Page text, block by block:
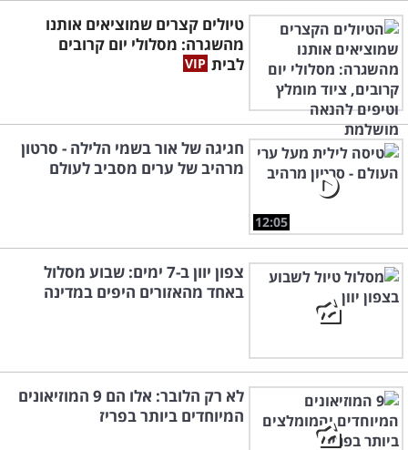
טיולים קצרים שמוציאים אותנו
מהשגרה: מסלולי יום קרובים
לבית
12:05
חגיגה של אור בשמי הלילה - סרטון
מרהיב של ערים מסביב לעולם
צפון יוון ב-7 ימים: שבוע מסלול
באחד מהאזורים היפים במדינה
לא רק הלובר: אלו הם 9 המוזיאונים
המיוחדים ביותר בפריז